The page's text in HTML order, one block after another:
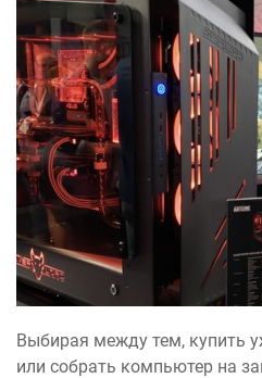
Выбирая между тем, купить
или собрать компьютер на